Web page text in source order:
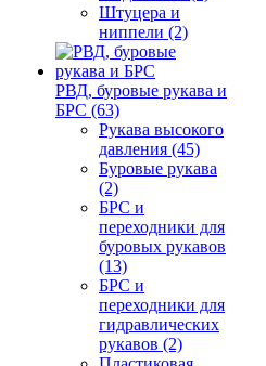
Штуцера и
ниппели (2)
РВД, буровые рукава и
БРС (63)
Рукава высокого
давления (45)
Буровые рукава
(2)
БРС и
переходники для
буровых рукавов
(13)
БРС и
переходники для
гидравлических
рукавов (2)